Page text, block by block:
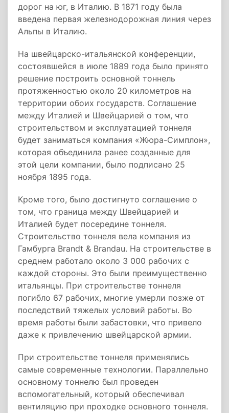
дорог на юг, в Италию. В 1871 году была
введена первая железнодорожная линия через
Альпы в Италию.
На швейцарско-итальянской конференции,
состоявшейся в июле 1889 года было принято
решение построить основной тоннель
протяженностью около 20 километров на
территории обоих государств. Соглашение
между Италией и Швейцарией о том, что
строительством и эксплуатацией тоннеля
будет заниматься компания «Жюра-Симплон»,
которая объединила ранее созданные для
этой цели компании, было подписано 25
ноября 1895 года.
Кроме того, было достигнуто соглашение о
том, что граница между Швейцарией и
Италией будет посередине тоннеля.
Строительство тоннеля вела компания из
Гамбурга Brandt & Brandau. На строительстве в
среднем работало около 3 000 рабочих с
каждой стороны. Это были преимущественно
итальянцы. При строительстве тоннеля
погибло 67 рабочих, многие умерли позже от
последствий тяжелых условий работы. Во
время работы были забастовки, что привело
даже к привлечению швейцарской армии.
При строительстве тоннеля применялись
самые современные технологии. Параллельно
основному тоннелю был проведен
вспомогательный, который обеспечивал
вентиляцию при проходке основного тоннеля.